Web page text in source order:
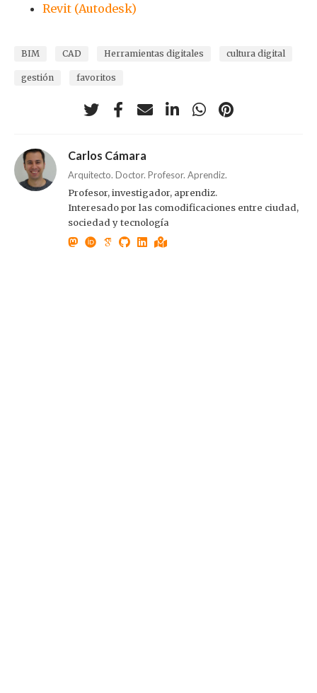
Revit (Autodesk)
BIM CAD Herramientas digitales cultura digital
gestión favoritos
Carlos Cámara
Arquitecto. Doctor. Profesor. Aprendiz.
Profesor, investigador, aprendiz.
Interesado por las comodificaciones entre ciudad,
sociedad y tecnología